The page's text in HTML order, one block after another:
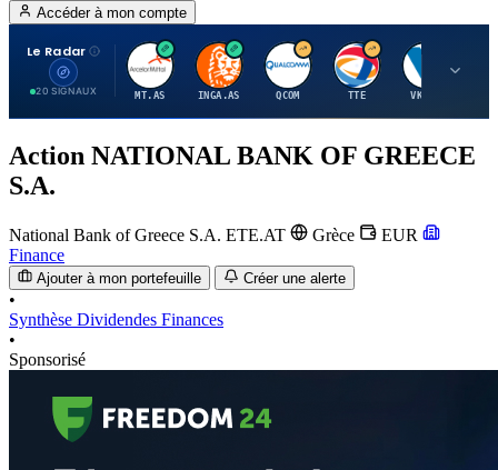
Accéder à mon compte
Le Radar
20 SIGNAUX
A
MT.AS
I
INGA.AS
Q
QCOM
T
TTE VK.PA
Action NATIONAL BANK OF GREECE
S.A.
National Bank of Greece S.A. ETE.AT Grèce
EUR
Finance
Ajouter à mon portefeuille Créer une alerte
•
Synthèse Dividendes Finances
•
Sponsorisé